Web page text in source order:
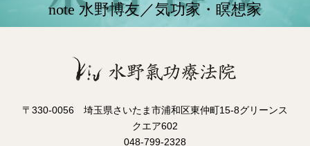
note 水野博友／気功家・瞑想家
〒330-0056 埼玉県さいたま市浦和区東仲町15-8グリーンス
クエア602
048-799-2328